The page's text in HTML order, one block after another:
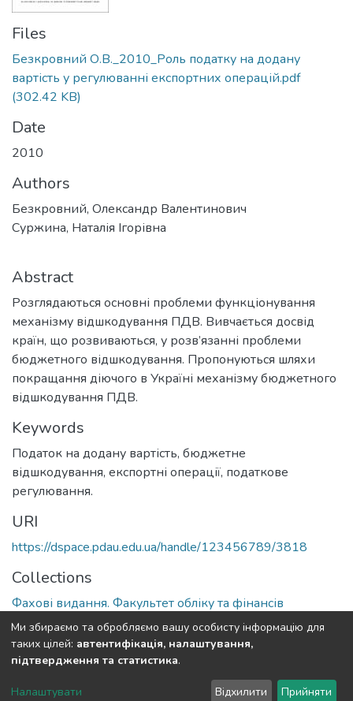
Files
Безкровний О.В._2010_Роль податку на додану
вартість у регулюванні експортних операцій.pdf
(302.42 KB)
Date
2010
Authors
Безкровний, Олександр Валентинович
Суржина, Наталія Ігорівна
Abstract
Розглядаються основні проблеми функціонування
механізму відшкодування ПДВ. Вивчається досвід
країн, що розвиваються, у розв’язанні проблеми
бюджетного відшкодування. Пропонуються шляхи
покращання діючого в Україні механізму бюджетного
відшкодування ПДВ.
Keywords
Податок на додану вартість, бюджетне
відшкодування, експортні операції, податкове
регулювання.
URI
https://dspace.pdau.edu.ua/handle/123456789/3818
Collections
Фахові видання. Факультет обліку та фінансів
Full item page
DSpace software copyright © 2002-2026 LYRASIS
Ми збираємо та обробляємо вашу особисту інформацію для
таких цілей: автентифікація, налаштування,
підтвердження та статистика.
Налаштувати Відхилити Прийняти